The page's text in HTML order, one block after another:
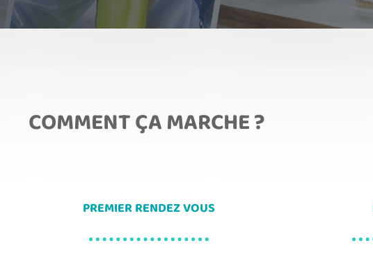
COMMENT ÇA MARCHE ?
PREMIER RENDEZ VOUS